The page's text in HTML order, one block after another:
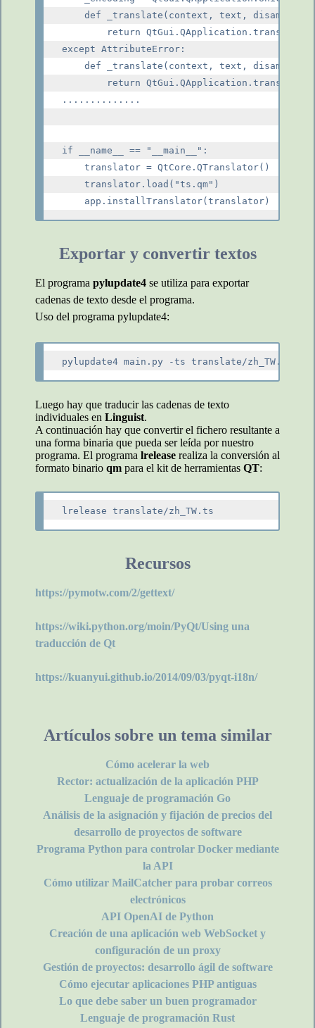
    def _translate(context, text, disambig):
return
except AttributeError:
    def _translate(context, text, disambig):
return
..............
if __name__ == "__main__":
    translator = QtCore.QTranslator()
    translator.load("ts.qm")
Exportar y convertir textos
El programa pylupdate4 se utiliza para exportar
cadenas de texto desde el programa.
Uso del programa pylupdate4:
Luego hay que traducir las cadenas de texto
individuales en Linguist.
A continuación hay que convertir el fichero resultante a
una forma binaria que pueda ser leída por nuestro
programa. El programa lrelease realiza la conversión al
formato binario qm para el kit de herramientas QT:
Recursos
https://pymotw.com/2/gettext/
https://wiki.python.org/moin/PyQt/Using una
traducción de Qt
https://kuanyui.github.io/2014/09/03/pyqt-i18n/
Artículos sobre un tema similar
Cómo acelerar la web
Rector: actualización de la aplicación PHP
Lenguaje de programación Go
Análisis de la asignación y fijación de precios del
desarrollo de proyectos de software
Programa Python para controlar Docker mediante
la API
Cómo utilizar MailCatcher para probar correos
electrónicos
API OpenAI de Python
Creación de una aplicación web WebSocket y
configuración de un proxy
Gestión de proyectos: desarrollo ágil de software
Cómo ejecutar aplicaciones PHP antiguas
Lo que debe saber un buen programador
Lenguaje de programación Rust